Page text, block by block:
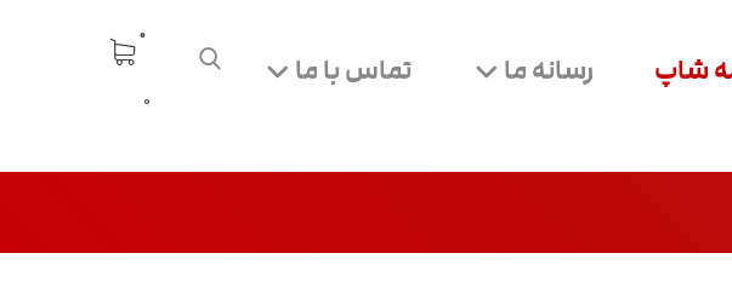
0
شاپ رسانه ما تماس با ما